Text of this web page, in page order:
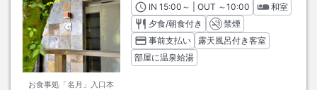
お食事処「名月」入口本
INチェックイン
15:00 ～ | OUT チェックアウト
～10:00
和室
夕食/朝食付き
禁煙
事前支払い
露天風呂付き客室
部屋に温泉給湯